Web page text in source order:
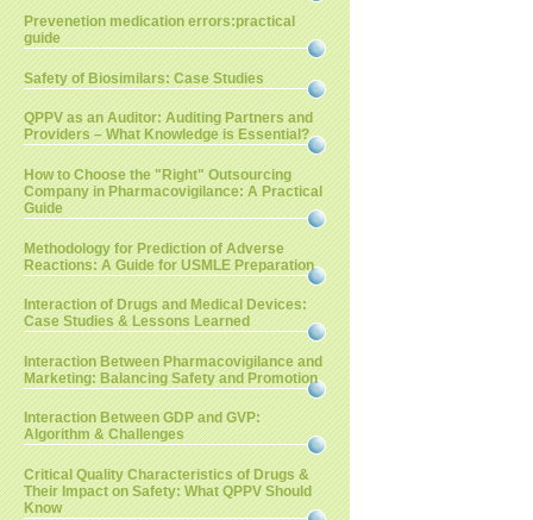
Prevenetion medication errors:practical
guide
Safety of Biosimilars: Case Studies
QPPV as an Auditor: Auditing Partners and
Providers – What Knowledge is Essential?
How to Choose the "Right" Outsourcing
Company in Pharmacovigilance: A Practical
Guide
Methodology for Prediction of Adverse
Reactions: A Guide for USMLE Preparation
Interaction of Drugs and Medical Devices:
Case Studies & Lessons Learned
Interaction Between Pharmacovigilance and
Marketing: Balancing Safety and Promotion
Interaction Between GDP and GVP:
Algorithm & Challenges
Critical Quality Characteristics of Drugs &
Their Impact on Safety: What QPPV Should
Know